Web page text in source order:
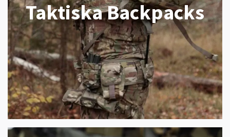
Taktiska Backpacks